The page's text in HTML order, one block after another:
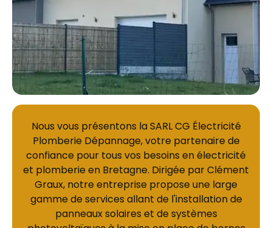
Nous vous présentons la SARL CG Électricité
Plomberie Dépannage, votre partenaire de
confiance pour tous vos besoins en électricité
et plomberie en Bretagne. Dirigée par Clément
Graux, notre entreprise propose une large
gamme de services allant de l'installation de
panneaux solaires et de systèmes